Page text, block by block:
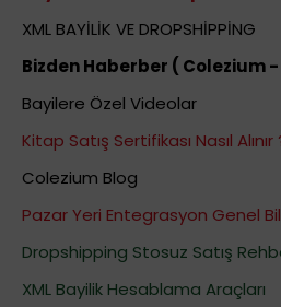
XML BAYİLİK VE DROPSHİPPİNG
Bizden Haberber ( Colezium -
Bayilere Özel Videolar
Kitap Satış Sertifikası Nasıl Alınır
Colezium Blog
Pazar Yeri Entegrasyon Genel
Dropshipping Stosuz Satış
XML Bayilik Hesablama Araçları